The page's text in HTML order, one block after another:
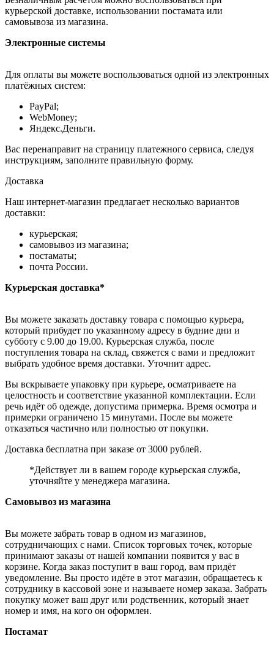
курьерской доставке, использовании постамата или
самовывоза из магазина.
Электронные системы
Для оплаты вы можете воспользоваться одной из электронных
платёжных систем:
PayPal;
WebMoney;
Яндекс.Деньги.
Вас перенаправит на страницу платежного сервиса, следуя
инструкциям, заполните правильную форму.
Доставка
Наш интернет-магазин предлагает несколько вариантов
доставки:
курьерская;
самовывоз из магазина;
постаматы;
почта России.
Курьерская доставка*
Вы можете заказать доставку товара с помощью курьера,
который прибудет по указанному адресу в будние дни и
субботу с 9.00 до 19.00. Курьерская служба, после
поступления товара на склад, свяжется с вами и предложит
выбрать удобное время доставки. Уточнит адрес.
Вы вскрываете упаковку при курьере, осматриваете на
целостность и соответствие указанной комплектации. Если
речь идёт об одежде, допустима примерка. Время осмотра и
примерки ограничено 15 минутами. После вы можете
отказаться частично или полностью от покупки.
Доставка бесплатна при заказе от 3000 рублей.
*Действует ли в вашем городе курьерская служба,
уточняйте у менеджера магазина.
Самовывоз из магазина
Вы можете забрать товар в одном из магазинов,
сотрудничающих с нами. Список торговых точек, которые
принимают заказы от нашей компании появится у вас в
корзине. Когда заказ поступит в ваш город, вам придёт
уведомление. Вы просто идёте в этот магазин, обращаетесь к
сотруднику в кассовой зоне и называете номер заказа. Забрать
покупку может ваш друг или родственник, который знает
номер и имя, на кого он оформлен.
Постамат